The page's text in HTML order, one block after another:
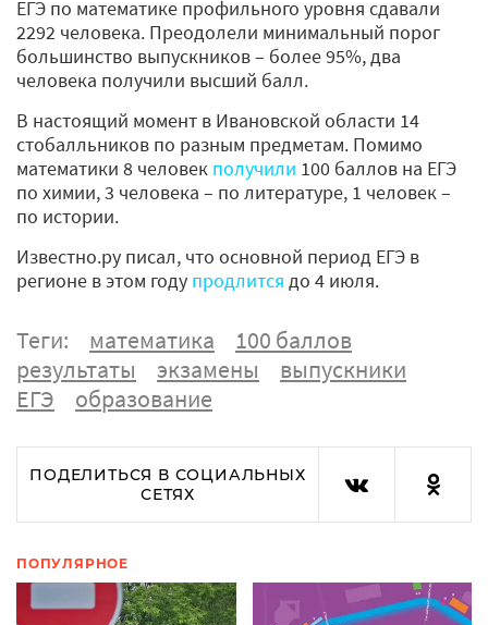
ЕГЭ по математике профильного уровня сдавали
2292 человека. Преодолели минимальный порог
большинство выпускников – более 95%, два
человека получили высший балл.
В настоящий момент в Ивановской области 14
стобалльников по разным предметам. Помимо
математики 8 человек получили 100 баллов на ЕГЭ
по химии, 3 человека – по литературе, 1 человек –
по истории.
Известно.ру писал, что основной период ЕГЭ в
регионе в этом году продлится до 4 июля.
Теги: математика
100 баллов
результаты
экзамены
выпускники
ЕГЭ
образование
ПОДЕЛИТЬСЯ В СОЦИАЛЬНЫХ
СЕТЯХ
ПОПУЛЯРНОЕ